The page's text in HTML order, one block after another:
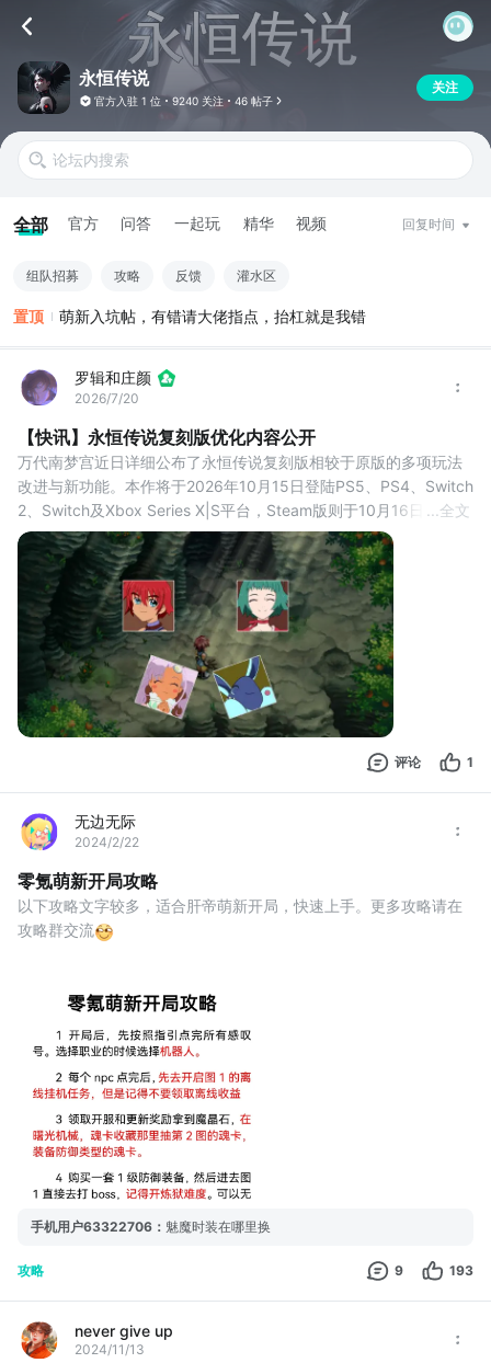
永恒传说
官方入驻 1 位 9240 关注 46 帖子
关注
全部 官方 问答 一起玩 精华 视频 回复时间
组队招募 攻略 反馈 灌水区
置顶 萌新入坑帖，有错请大佬指点，抬杠就是我错
罗辑和庄颜
2026/7/20
【快讯】永恒传说复刻版优化内容公开
万代南梦宫近日详细公布了永恒传说复刻版相较于原版的多项玩法
改进与新功能。本作将于2026年10月15日登陆PS5、PS4、Switch
2、Switch及Xbox Series X|S平台，Steam版则于10月16日发售。
导航方面新增多种图标标记，包括主线任务目的地的黄色感叹号图
标、贵重物品的星形图标、限时事件的沙漏图标以及可学习新招式
事件的蓝色感叹号图标。战斗方面新增普通战斗失败后可立即重试
全文
评论 1
无边无际
2024/2/22
零氪萌新开局攻略
以下攻略文字较多，适合肝帝萌新开局，快速上手。更多攻略请在
攻略群交流
手机用户63322706 ： 魅魔时装在哪里换
攻略 9 193
never give up
2024/11/13